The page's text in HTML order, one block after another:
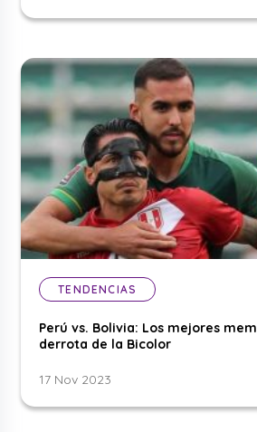
TENDENCIAS
Perú vs. Bolivia: Los mejores
derrota de la Bicolor
17 Nov 2023